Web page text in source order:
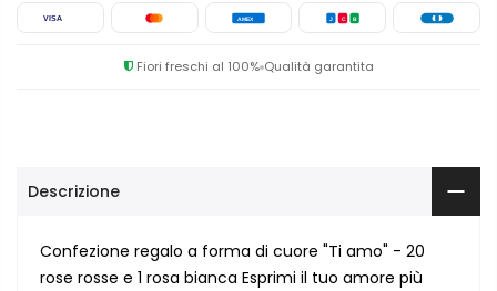
VISA AMEX J C B
Fiori freschi al 100% Qualità garantita
Descrizione
Confezione regalo a forma di cuore "Ti amo" - 20
rose rosse e 1 rosa bianca Esprimi il tuo amore più